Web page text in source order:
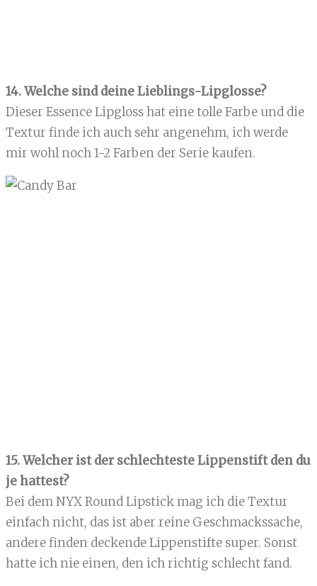
14. Welche sind deine Lieblings-Lipglosse?
Dieser Essence Lipgloss hat eine tolle Farbe und die
Textur finde ich auch sehr angenehm, ich werde
mir wohl noch 1-2 Farben der Serie kaufen.
15. Welcher ist der schlechteste Lippenstift den du
je hattest?
Bei dem NYX Round Lipstick mag ich die Textur
einfach nicht, das ist aber reine Geschmackssache,
andere finden deckende Lippenstifte super. Sonst
hatte ich nie einen, den ich richtig schlecht fand.